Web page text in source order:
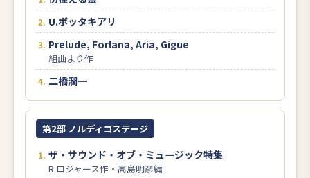
U.ボッタキアリ
Prelude, Forlana, Aria, Gigue
組曲より作
二橋潤一
第2部 ノルディコステージ
ザ・サウンド・オブ・ミュージック特集
R.ロジャース作・高島明彦編